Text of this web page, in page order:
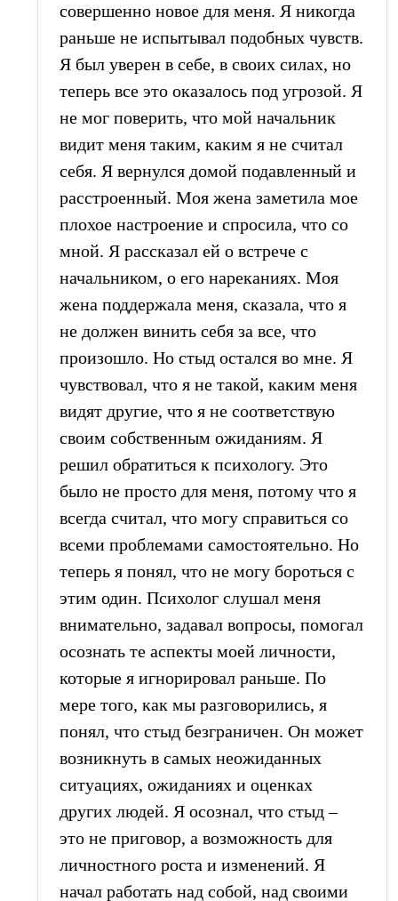
совершенно новое для меня. Я никогда
раньше не испытывал подобных чувств.
Я был уверен в себе, в своих силах, но
теперь все это оказалось под угрозой. Я
не мог поверить, что мой начальник
видит меня таким, каким я не считал
себя. Я вернулся домой подавленный и
расстроенный. Моя жена заметила мое
плохое настроение и спросила, что со
мной. Я рассказал ей о встрече с
начальником, о его нареканиях. Моя
жена поддержала меня, сказала, что я
не должен винить себя за все, что
произошло. Но стыд остался во мне. Я
чувствовал, что я не такой, каким меня
видят другие, что я не соответствую
своим собственным ожиданиям. Я
решил обратиться к психологу. Это
было не просто для меня, потому что я
всегда считал, что могу справиться со
всеми проблемами самостоятельно. Но
теперь я понял, что не могу бороться с
этим один. Психолог слушал меня
внимательно, задавал вопросы, помогал
осознать те аспекты моей личности,
которые я игнорировал раньше. По
мере того, как мы разговорились, я
понял, что стыд безграничен. Он может
возникнуть в самых неожиданных
ситуациях, ожиданиях и оценках
других людей. Я осознал, что стыд –
это не приговор, а возможность для
личностного роста и изменений. Я
начал работать над собой, над своими